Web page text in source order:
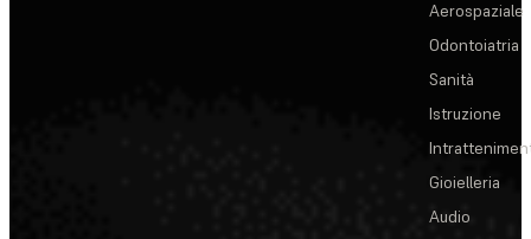
Aerospaziale
Odontoiatria
Sanità
Istruzione
Gioielleria
Audio